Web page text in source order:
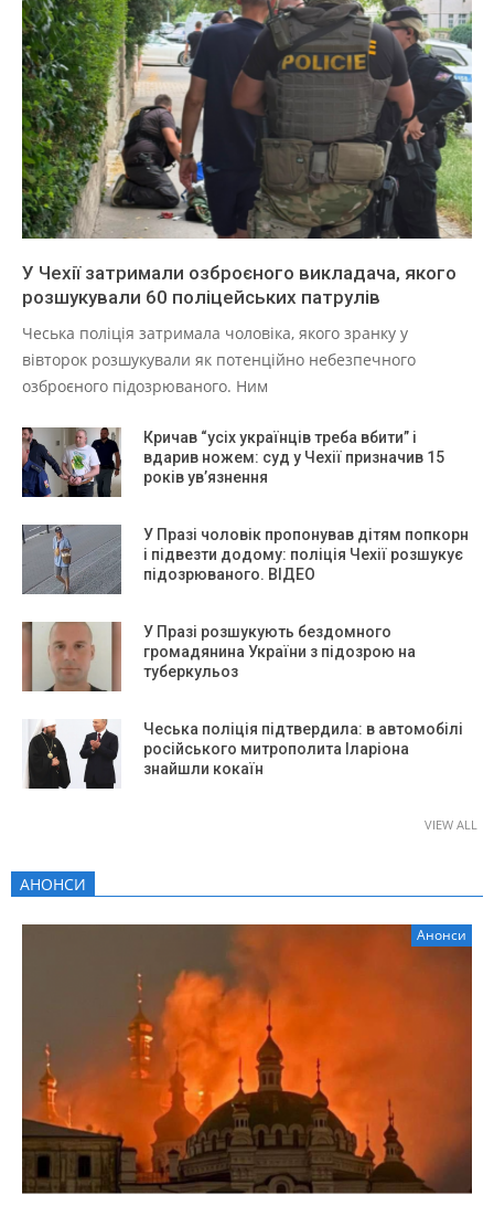
У Чехії затримали озброєного викладача, якого
розшукували 60 поліцейських патрулів
Чеська поліція затримала чоловіка, якого зранку у
вівторок розшукували як потенційно небезпечного
озброєного підозрюваного. Ним
Кричав “усіх українців треба вбити” і
вдарив ножем: суд у Чехії призначив 15
років ув’язнення
У Празі чоловік пропонував дітям попкорн
і підвезти додому: поліція Чехії розшукує
підозрюваного. ВІДЕО
У Празі розшукують бездомного
громадянина України з підозрою на
туберкульоз
Чеська поліція підтвердила: в автомобілі
російського митрополита Іларіона
знайшли кокаїн
VIEW ALL
АНОНСИ
Анонси